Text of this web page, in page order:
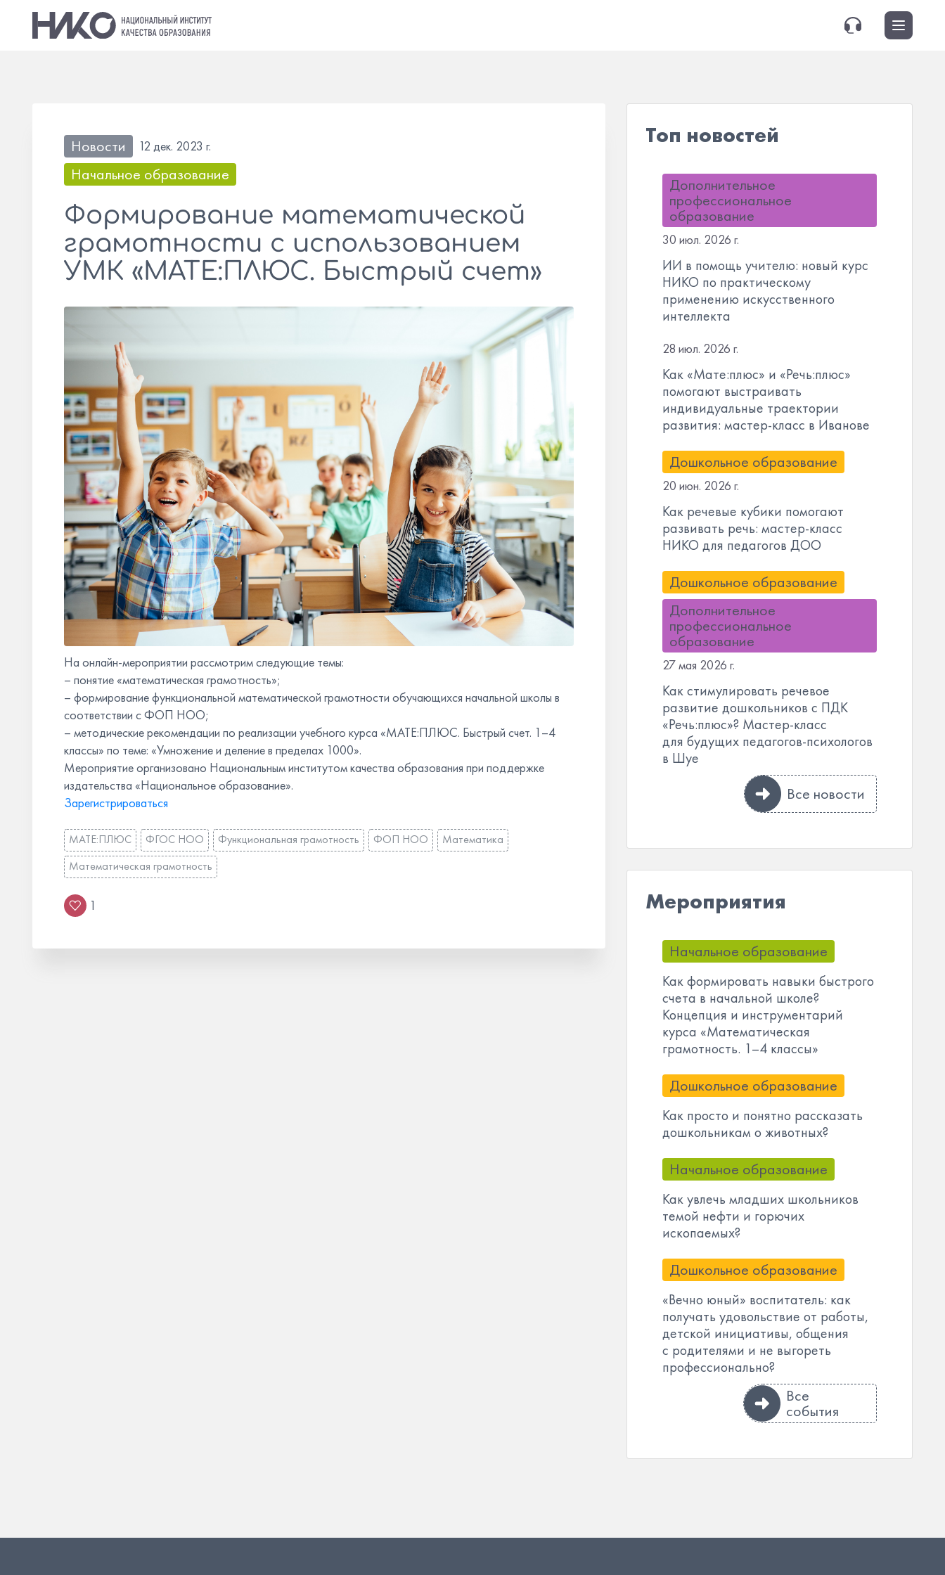
Новости 12 дек. 2023 г.
Начальное образование
Формирование математической
грамотности с использованием
УМК «МАТЕ:ПЛЮС. Быстрый счет»
На онлайн-мероприятии рассмотрим следующие темы:
– понятие «математическая грамотность»;
– формирование функциональной математической грамотности обучающихся начальной школы в
соответствии с ФОП НОО;
– методические рекомендации по реализации учебного курса «МАТЕ:ПЛЮС. Быстрый счет. 1–4
классы» по теме: «Умножение и деление в пределах 1000».
Мероприятие организовано Национальным институтом качества образования при поддержке
издательства «Национальное образование».
Зарегистрироваться
МАТЕ:ПЛЮС ФГОС НОО Функциональная грамотность ФОП НОО
Математика
Математическая грамотность
1
Топ новостей
Дополнительное
профессиональное
образование
30 июл. 2026 г.
ИИ в помощь учителю: новый курс
НИКО по практическому
применению искусственного
интеллекта
28 июл. 2026 г.
Как «Мате:плюс» и «Речь:плюс»
помогают выстраивать
индивидуальные траектории
развития: мастер-класс в Иванове
Дошкольное образование
20 июн. 2026 г.
Как речевые кубики помогают
развивать речь: мастер-класс
НИКО для педагогов ДОО
Дошкольное образование
Дополнительное
профессиональное
образование
27 мая 2026 г.
Как стимулировать речевое
развитие дошкольников с ПДК
«Речь:плюс»? Мастер-класс
для будущих педагогов-психологов
в Шуе
Все новости
Мероприятия
Начальное образование
Как формировать навыки быстрого
счета в начальной школе?
Концепция и инструментарий
курса «Математическая
грамотность. 1–4 классы»
Дошкольное образование
Как просто и понятно рассказать
дошкольникам о животных?
Начальное образование
Как увлечь младших школьников
темой нефти и горючих
ископаемых?
Дошкольное образование
«Вечно юный» воспитатель: как
получать удовольствие от работы,
детской инициативы, общения
с родителями и не выгореть
профессионально?
Все
события